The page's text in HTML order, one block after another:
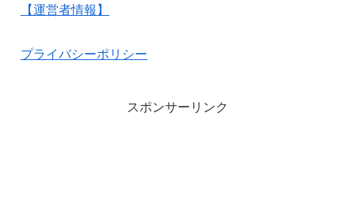
【運営者情報】
プライバシーポリシー
スポンサーリンク